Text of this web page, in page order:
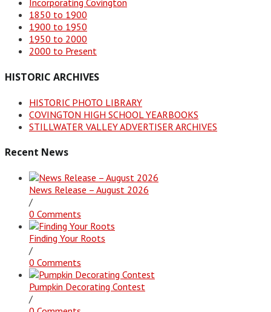
Incorporating Covington
1850 to 1900
1900 to 1950
1950 to 2000
2000 to Present
HISTORIC ARCHIVES
HISTORIC PHOTO LIBRARY
COVINGTON HIGH SCHOOL YEARBOOKS
STILLWATER VALLEY ADVERTISER ARCHIVES
Recent News
News Release – August 2026
/
0 Comments
Finding Your Roots
/
0 Comments
Pumpkin Decorating Contest
/